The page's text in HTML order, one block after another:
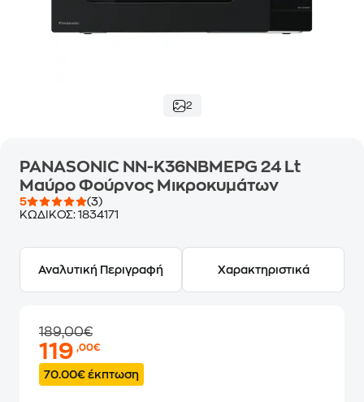
2
PANASONIC ΝΝ-Κ36NBMEPG 24 Lt
Μαύρο Φούρνος Μικροκυμάτων
5
(3)
ΚΩΔΙΚΟΣ: 1834171
Αναλυτική Περιγραφή Χαρακτηριστικά
189,00€
119,00€
70.00€ έκπτωση